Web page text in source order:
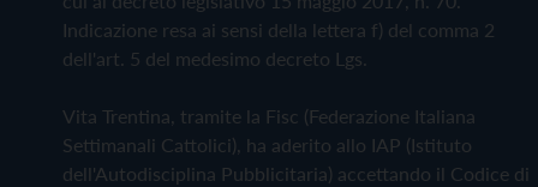
Indicazione resa ai sensi della lettera f) del comma 2
dell'art. 5 del medesimo decreto Lgs.
Vita Trentina, tramite la Fisc (Federazione Italiana
Settimanali Cattolici), ha aderito allo IAP (Istituto
dell'Autodisciplina Pubblicitaria) accettando il Codice di